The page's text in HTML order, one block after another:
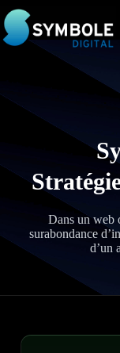
Passer
au
contenu
Dans un web
surabondance
d’un